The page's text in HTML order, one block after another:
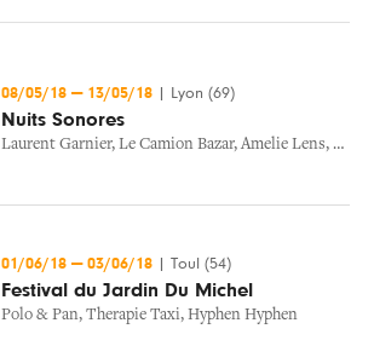
08/05/18 — 13/05/18 Lyon (69)
Nuits Sonores
Laurent Garnier, Le Camion Bazar, Amelie Lens,
01/06/18 — 03/06/18 Toul (54)
Festival du Jardin Du Michel
Polo & Pan, Therapie Taxi, Hyphen Hyphen